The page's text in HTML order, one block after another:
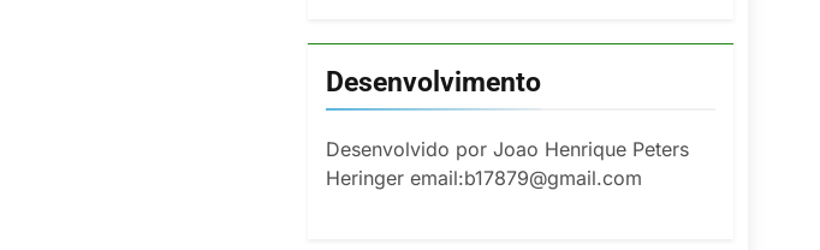
Desenvolvimento
Desenvolvido por Joao Henrique Peters
Heringer email:b17879@gmail.com